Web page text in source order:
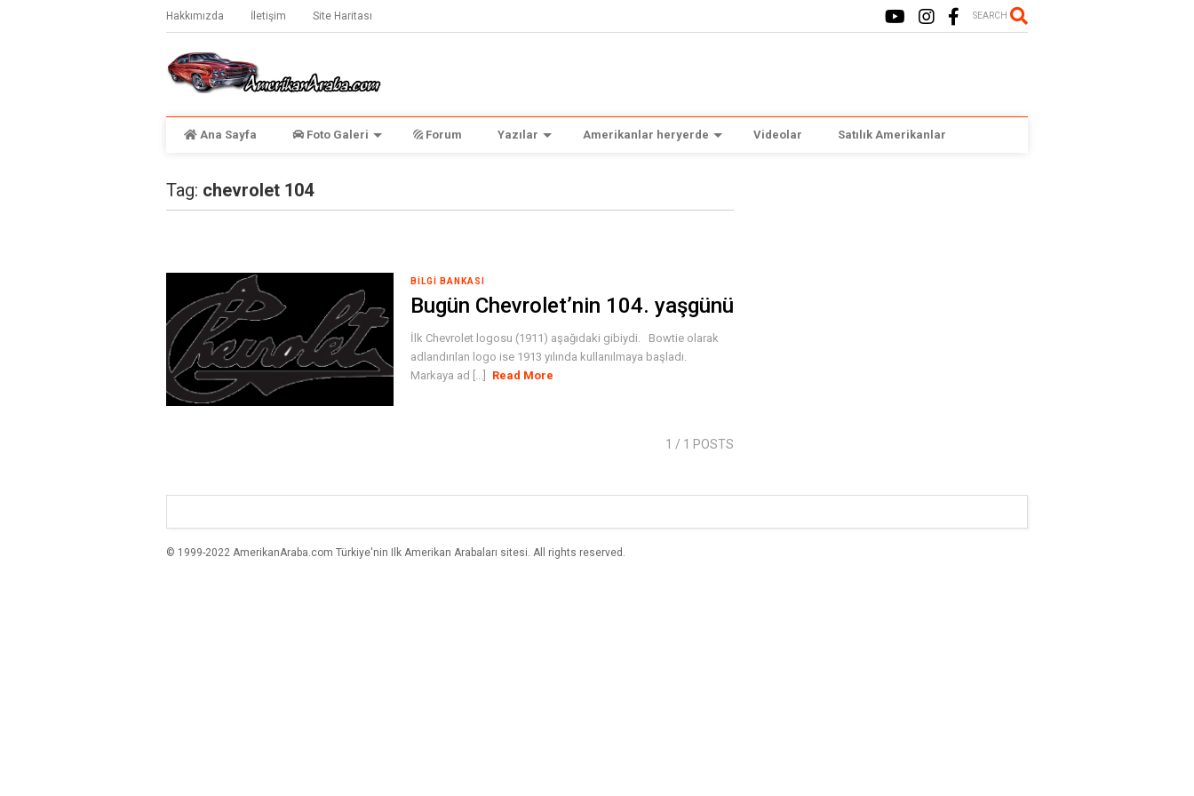
Hakkımızda İletişim Site Haritası SEARCH
Ana Sayfa Foto Galeri Forum Yazılar Amerikanlar heryerde Videolar Satılık Amerikanlar
Tag: chevrolet 104
BILGI BANKASI
Bugün Chevrolet’nin 104. yaşgünü
İlk Chevrolet logosu (1911) aşağıdaki gibiydi. Bowtie olarak
adlandırılan logo ise 1913 yılında kullanılmaya başladı.
Markaya ad [...]
Read More
1 / 1 POSTS
© 1999-2022 AmerikanAraba.com Türkiye'nin Ilk Amerikan Arabaları sitesi. All rights reserved.